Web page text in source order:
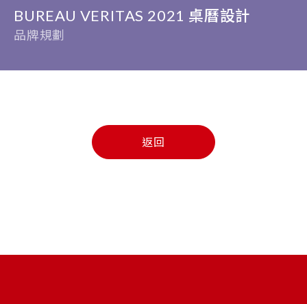
BUREAU VERITAS 2021 桌曆設計
品牌規劃
返回